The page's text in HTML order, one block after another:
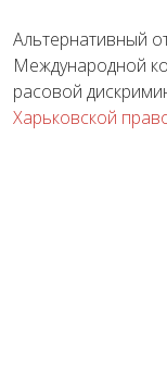
Альтернативный
Международной
расовой
Харьковской